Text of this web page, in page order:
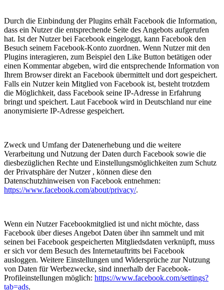
Durch die Einbindung der Plugins erhält Facebook die Information,
dass ein Nutzer die entsprechende Seite des Angebots aufgerufen
hat. Ist der Nutzer bei Facebook eingeloggt, kann Facebook den
Besuch seinem Facebook-Konto zuordnen. Wenn Nutzer mit den
Plugins interagieren, zum Beispiel den Like Button betätigen oder
einen Kommentar abgeben, wird die entsprechende Information von
Ihrem Browser direkt an Facebook übermittelt und dort gespeichert.
Falls ein Nutzer kein Mitglied von Facebook ist, besteht trotzdem
die Möglichkeit, dass Facebook seine IP-Adresse in Erfahrung
bringt und speichert. Laut Facebook wird in Deutschland nur eine
anonymisierte IP-Adresse gespeichert.
Zweck und Umfang der Datenerhebung und die weitere
Verarbeitung und Nutzung der Daten durch Facebook sowie die
diesbezüglichen Rechte und Einstellungsmöglichkeiten zum Schutz
der Privatsphäre der Nutzer , können diese den
Datenschutzhinweisen von Facebook entnehmen:
https://www.facebook.com/about/privacy/.
Wenn ein Nutzer Facebookmitglied ist und nicht möchte, dass
Facebook über dieses Angebot Daten über ihn sammelt und mit
seinen bei Facebook gespeicherten Mitgliedsdaten verknüpft, muss
er sich vor dem Besuch des Internetauftritts bei Facebook
ausloggen. Weitere Einstellungen und Widersprüche zur Nutzung
von Daten für Werbezwecke, sind innerhalb der Facebook-
Profileinstellungen möglich: https://www.facebook.com/settings?
tab=ads.